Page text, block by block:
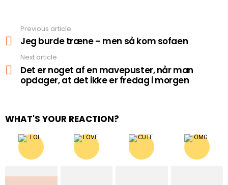
more
Previous article
Jeg burde træne – men så kom sofaen
Next article
Det er noget af en mavepuster, når man
opdager, at det ikke er fredag i morgen
WHAT'S YOUR REACTION?